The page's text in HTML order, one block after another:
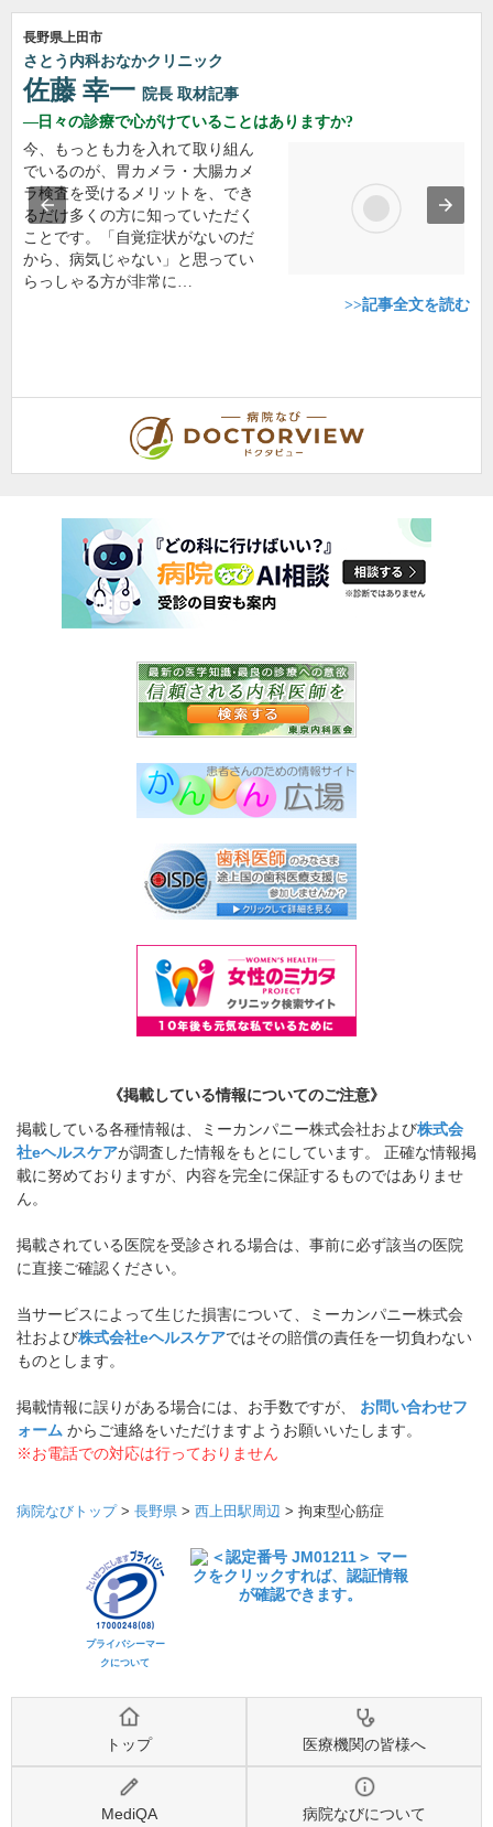
長野県上田市
さとう内科おなかクリニック
佐藤 幸一 院長 取材記事
日々の診療で心がけていることはありますか?
今、もっとも力を入れて取り組ん
でいるのが、胃カメラ・大腸カメ
ラ検査を受けるメリットを、でき
るだけ多くの方に知っていただく
ことです。「自覚症状がないのだ
から、病気じゃない」と思ってい
らっしゃる方が非常に…
>>記事全文を読む
《掲載している情報についてのご注意》
掲載している各種情報は、ミーカンパニー株式会社および株式会
社eヘルスケアが調査した情報をもとにしています。 正確な情報掲
載に努めておりますが、内容を完全に保証するものではありませ
ん。
掲載されている医院を受診される場合は、事前に必ず該当の医院
に直接ご確認ください。
当サービスによって生じた損害について、ミーカンパニー株式会
社および株式会社eヘルスケアではその賠償の責任を一切負わない
ものとします。
掲載情報に誤りがある場合には、お手数ですが、 お問い合わせフ
ォーム からご連絡をいただけますようお願いいたします。
※お電話での対応は行っておりません
病院なびトップ> 長野県 > 西上田駅周辺 > 拘束型心筋症
プライバシーマー
クについて
トップ 医療機関の皆様へ
MediQA 病院なびについて